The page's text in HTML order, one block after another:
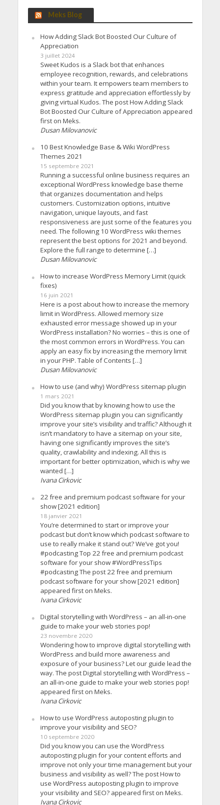
Meks Blog
How Adding Slack Bot Boosted Our Culture of
Appreciation
3 juillet 2024
Sweet Kudos is a Slack bot that enhances
employee recognition, rewards, and celebrations
within your team. It empowers team members to
express gratitude and appreciation effortlessly by
giving virtual Kudos. The post How Adding Slack
Bot Boosted Our Culture of Appreciation appeared
first on Meks.
Dusan Milovanovic
10 Best Knowledge Base & Wiki WordPress
Themes 2021
15 septembre 2021
Running a successful online business requires an
exceptional WordPress knowledge base theme
that organizes documentation and helps
customers. Customization options, intuitive
navigation, unique layouts, and fast
responsiveness are just some of the features you
need. The following 10 WordPress wiki themes
represent the best options for 2021 and beyond.
Explore the full range to determine […]
Dusan Milovanovic
How to increase WordPress Memory Limit (quick
fixes)
16 juin 2021
Here is a post about how to increase the memory
limit in WordPress. Allowed memory size
exhausted error message showed up in your
WordPress installation? No worries – this is one of
the most common errors in WordPress. You can
apply an easy fix by increasing the memory limit
in your PHP. Table of Contents […]
Dusan Milovanovic
How to use (and why) WordPress sitemap plugin
1 mars 2021
Did you know that by knowing how to use the
WordPress sitemap plugin you can significantly
improve your site’s visibility and traffic? Although it
isn’t mandatory to have a sitemap on your site,
having one significantly improves the site’s
quality, crawlability and indexing. All this is
important for better optimization, which is why we
wanted […]
Ivana Cirkovic
22 free and premium podcast software for your
show [2021 edition]
18 janvier 2021
You’re determined to start or improve your
podcast but don’t know which podcast software to
use to really make it stand out? We’ve got you!
#podcasting Top 22 free and premium podcast
software for your show #WordPressTips
#podcasting The post 22 free and premium
podcast software for your show [2021 edition]
appeared first on Meks.
Ivana Cirkovic
Digital storytelling with WordPress – an all-in-one
guide to make your web stories pop!
23 novembre 2020
Wondering how to improve digital storytelling with
WordPress and build more awareness and
exposure of your business? Let our guide lead the
way. The post Digital storytelling with WordPress –
an all-in-one guide to make your web stories pop!
appeared first on Meks.
Ivana Cirkovic
How to use WordPress autoposting plugin to
improve your visibility and SEO?
10 septembre 2020
Did you know you can use the WordPress
autoposting plugin for your content efforts and
improve not only your time management but your
business and visibility as well? The post How to
use WordPress autoposting plugin to improve
your visibility and SEO? appeared first on Meks.
Ivana Cirkovic